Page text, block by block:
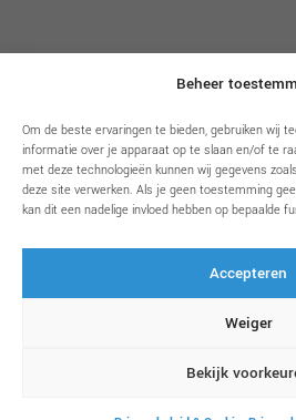
Beheer
Om de beste ervaringen te bieden, gebruiken wij
informatie over je apparaat op te slaan en/of te
met deze technologieën kunnen wij gegevens
deze site verwerken. Als je geen toestemming
kan dit een nadelige invloed hebben op bepaalde
Accepteren
Weiger
Bekijk
VOORWAARDEN
Disclaimer
Algemene voorwaarden
Privacybeleid & Cookies